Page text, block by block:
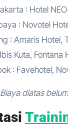
: Hotel
: Novotel
: Amaris Hotel,
Kuta, Fontana
: Favehotel,
diatas